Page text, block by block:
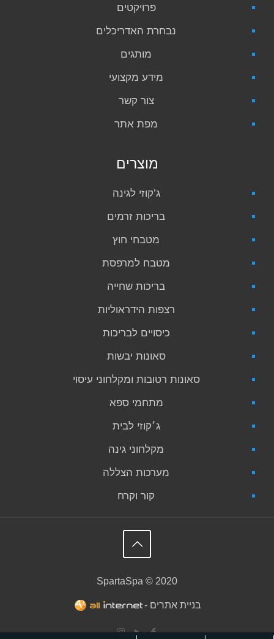
פרויקטים
נבחרת האדריכלים
מותגים
מידע מקצועי
צור קשר
מפת אתר
מוצרים
ג’קוזי לגינה
בריכות זרמים
מטבחי חוץ
מטבח למרפסת
בריכות שחייה
רצפות הידראוליות
כיסויים לבריכות
סאונות יבשות
סאונות רטובות ומקלחוני עיסוי
מתחמי ספא
ג׳קוזי לבית
מקלחוני גינה
מערכות הצללה
קור וקרח
SpartaSpa © 2020
בניית אתרים -